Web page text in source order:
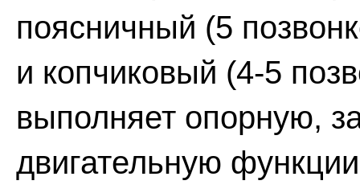
поясничный (5
и копчиковый (4-5
выполняет опорную,
двигательную